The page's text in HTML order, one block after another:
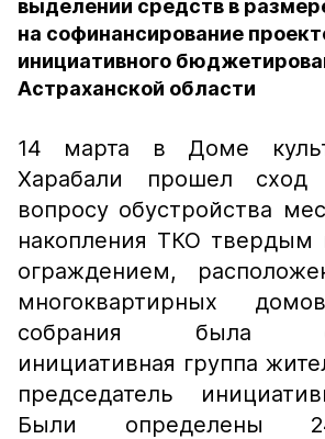
выделении средств в
на софинансирование
инициативного
Астраханской области
14 марта в Доме
Харабали прошел сход
вопросу обустройства
накопления ТКО твердым
ограждением,
многоквартирных
собрания была
инициативная группа
председатель
Были определены